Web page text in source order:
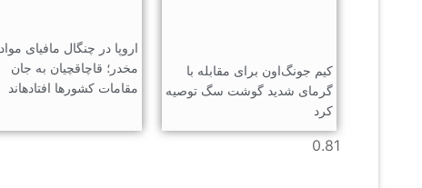
کیم جونگ‌اون برای مقابله با
گرمای شدید گوشت سگ توصیه
کرد
اروپا در چنگال مافیای مواد
مخدر؛ قاچاقچیان به جان
مقامات کشورها افتادهاند